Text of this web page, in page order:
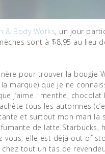
& Body Works, un jour
sont à $8,95 au lieu
pour trouver la bougie
marque) que je ne
j’aime : menthe, chocolat
tous les automnes
et surtout mon mari la
de latte Starbucks,
vous, elle est déjà out of
tout un tas de